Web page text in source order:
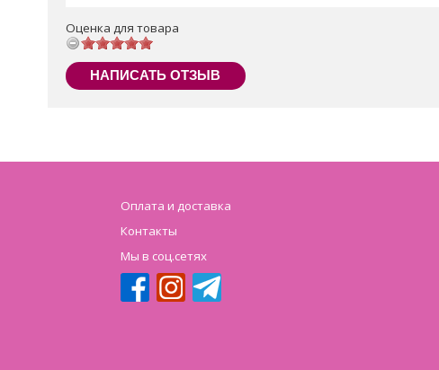
Оценка для товара
НАПИСАТЬ ОТЗЫВ
Оплата и доставка
Контакты
Мы в соц.сетях